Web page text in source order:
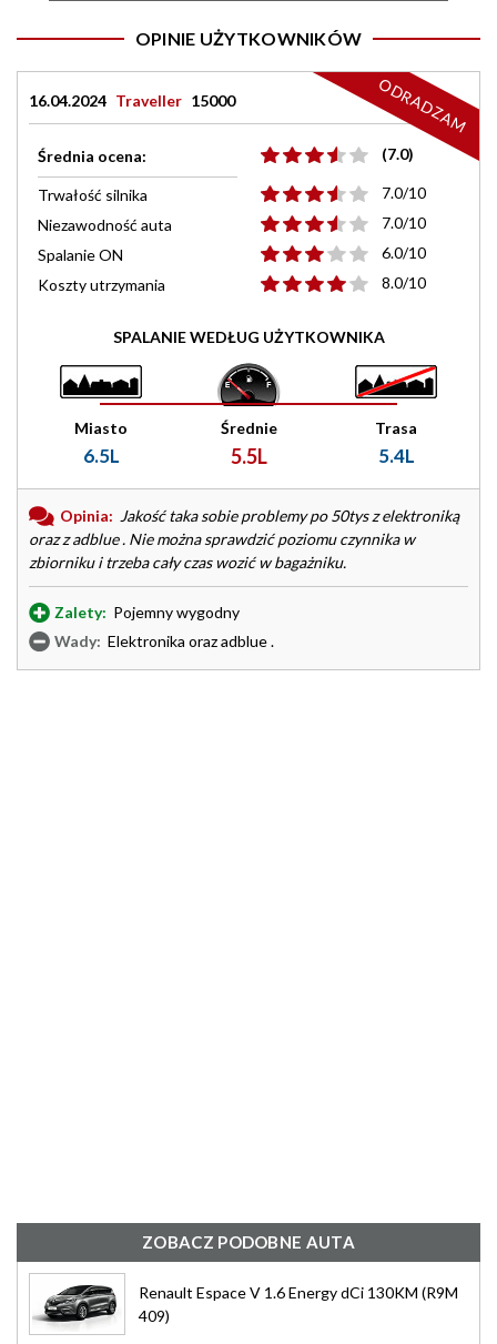
OPINIE UŻYTKOWNIKÓW
16.04.2024 Traveller 15000
Średnia ocena: (7.0)
Trwałość silnika
7.0/10
Niezawodność auta
7.0/10
Spalanie ON
6.0/10
Koszty utrzymania
8.0/10
SPALANIE WEDŁUG UŻYTKOWNIKA
Miasto
6.5L
Średnie
5.5L
Trasa
5.4L
Opinia: Jakość taka sobie problemy po 50tys z elektroniką
oraz z adblue . Nie można sprawdzić poziomu czynnika w
zbiorniku i trzeba cały czas wozić w bagażniku.
Zalety: Pojemny wygodny
Wady: Elektronika oraz adblue .
ODRADZAM
ZOBACZ PODOBNE AUTA
Renault Espace V 1.6 Energy dCi 130KM (R9M
409)